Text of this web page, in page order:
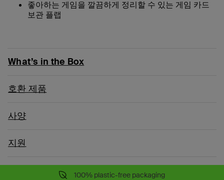
좋아하는 게임을 깔끔하게 정리할 수 있는 게임 카드
보관 플랩
What’s in the Box
호환 제품
사양
지원
100% plastic-free packaging